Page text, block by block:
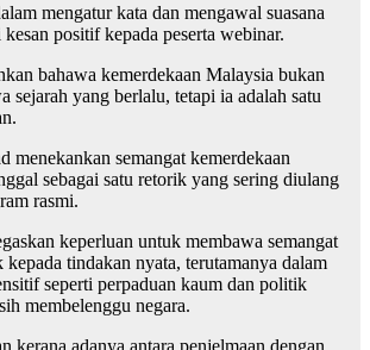
mengatur kata dan mengawal suasana
positif kepada peserta webinar.
bahawa kemerdekaan Malaysia bukan
sejarah yang berlalu, tetapi ia adalah satu
menekankan semangat kemerdekaan
sebagai satu retorik yang sering diulang
rasmi.
keperluan untuk membawa semangat
tindakan nyata, terutamanya dalam
seperti perpaduan kaum dan politik
membelenggu negara.
kerana adanya antara penjelmaan dengan